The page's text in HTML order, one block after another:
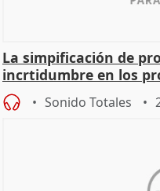
La simpificación de
incrtidumbre en los
Sonido Totales